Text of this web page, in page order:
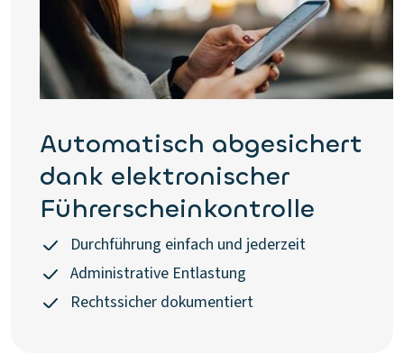
Automatisch abgesichert
dank elektronischer
Führerscheinkontrolle
Durchführung einfach und jederzeit
Administrative Entlastung
Rechtssicher dokumentiert